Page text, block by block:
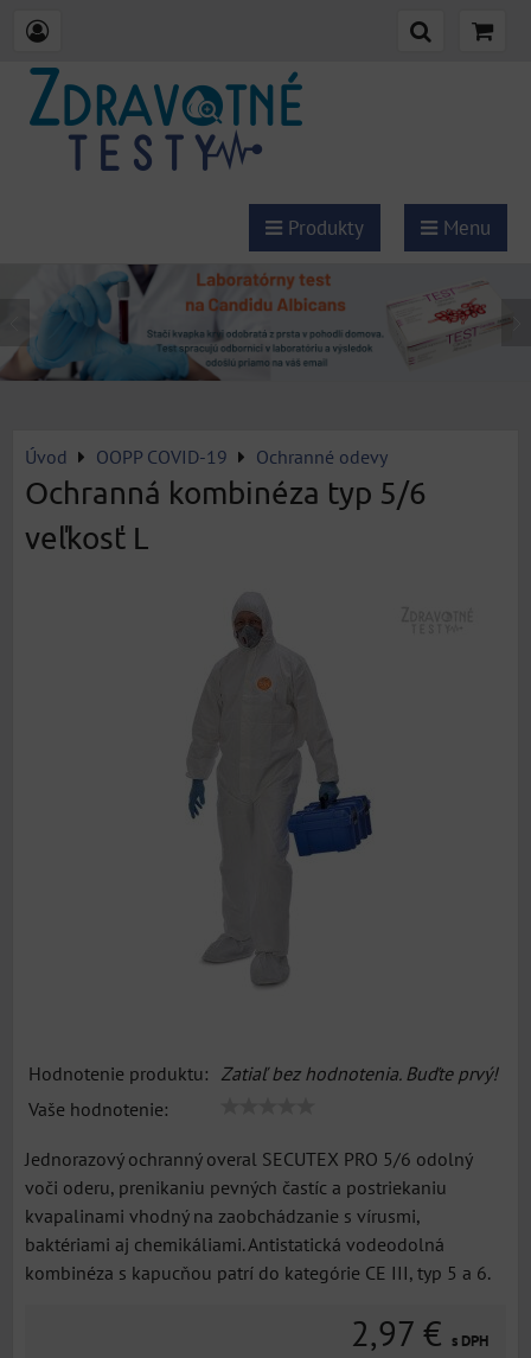
Produkty Menu
Úvod OOPP COVID-19 Ochranné odevy
Ochranná kombinéza typ 5/6
veľkosť L
Hodnotenie produktu: Zatiaľ bez hodnotenia. Buďte prvý!
Vaše hodnotenie:
Jednorazový ochranný overal SECUTEX PRO 5/6 odolný
voči oderu, prenikaniu pevných častíc a postriekaniu
kvapalinami vhodný na zaobchádzanie s vírusmi,
baktériami aj chemikáliami. Antistatická vodeodolná
kombinéza s kapucňou patrí do kategórie CE III, typ 5 a 6.
2,97 € s DPH